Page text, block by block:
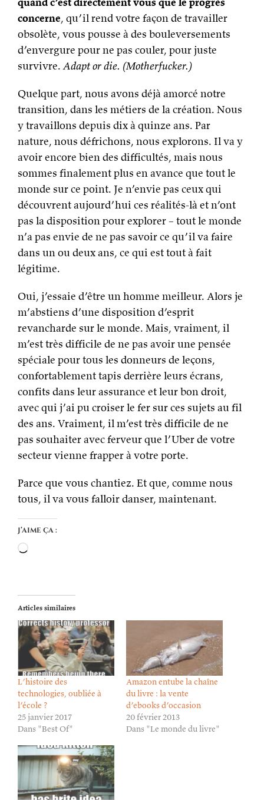
concerne, qu’il rend votre façon de travailler
obsolète, vous pousse à des bouleversements
d’envergure pour ne pas couler, pour juste
survivre.Adapt or die. (Motherfucker.)
Quelque part, nous avons déjà amorcé notre
transition, dans les métiers de la création. Nous
y travaillons depuis dix à quinze ans. Par
nature, nous défrichons, nous explorons. Il va y
avoir encore bien des difficultés, mais nous
sommes finalement plus en avance que tout le
monde sur ce point. Je n’envie pas ceux qui
découvrent aujourd’hui ces réalités-là et n’ont
pas la disposition pour explorer – tout le monde
n’a pas envie de ne pas savoir ce qu’il va faire
dans un ou deux ans, ce qui est tout à fait
légitime.
Oui, j’essaie d’être un homme meilleur. Alors je
m’abstiens d’une disposition d’esprit
revancharde sur le monde. Mais, vraiment, il
m’est très difficile de ne pas avoir une pensée
spéciale pour tous les donneurs de leçons,
confortablement tapis derrière leurs écrans,
confits dans leur assurance et leur bon droit,
avec qui j’ai pu croiser le fer sur ces sujets au fil
des ans. Vraiment, il m’est très difficile de ne
pas souhaiter avec ferveur que l’Uber de votre
secteur vienne frapper à votre porte.
Parce que vous chantiez. Et que, comme nous
tous, il va vous falloir danser, maintenant.
J’aime ça :
Chargement…
Articles similaires
L’histoire des
technologies, oubliée à
l’école ?
25 janvier 2017
Dans "Best Of"
Amazon entube la chaîne
du livre : la vente
d’ebooks d’occasion
20 février 2013
Dans "Le monde du livre"